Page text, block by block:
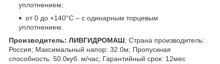
уплотнением;
от 0 до +140°С – с одинарным торцевым
уплотнением.
Производитель: ЛИВГИДРОМАШ; Страна производитель:
Россия; Максимальный напор: 32.0м; Пропускная
способность: 50.0куб. м/час; Гарантийный срок: 12мес